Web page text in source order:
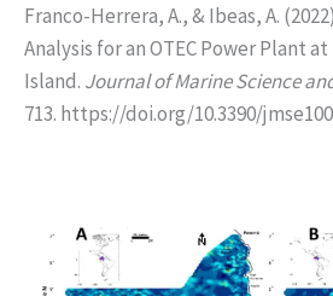
Franco-Herrera, A., & Ibeas, A.
Analysis for an OTEC Power Plant at
Island. Journal of Marine Science
713. https://doi.org/10.3390/